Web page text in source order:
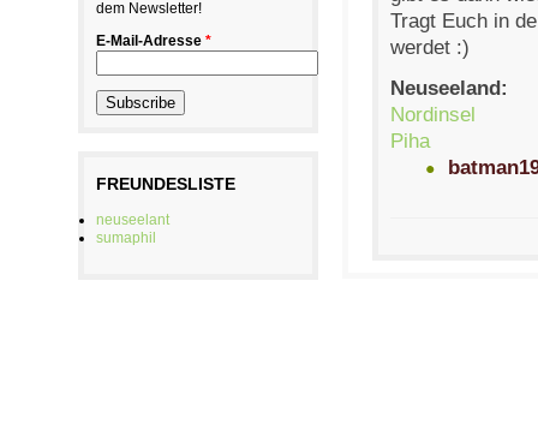
dem Newsletter!
E-Mail-Adresse *
FREUNDESLISTE
neuseelant
sumaphil
Tragt Euch in
werdet :)
Neuseeland:
Nordinsel
Piha